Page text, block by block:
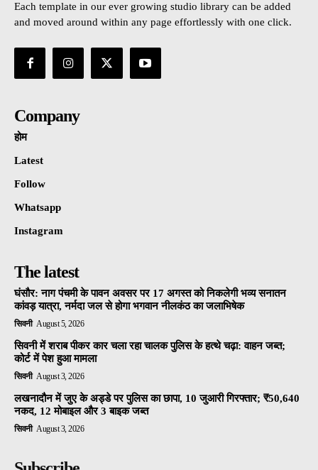
Each template in our ever growing studio library can be added
and moved around within any page effortlessly with one click.
Company
होम
Latest
Follow
Whatsapp
Instagram
The latest
घंसौर: नाग पंचमी के पावन अवसर पर 17 अगस्त को निकलेगी भव्य सनातन
कांवड़ यात्रा, नर्मदा जल से होगा भगवान नीलकंठ का जलाभिषेक
सिवनी August 5, 2026
सिवनी में शराब पीकर कार चला रहा चालक पुलिस के हत्थे चढ़ा: वाहन जब्त;
कोर्ट में पेश हुआ मामला
सिवनी August 3, 2026
लखनादौन में जुए के अड्डे पर पुलिस का छापा, 10 जुआरी गिरफ्तार; ₹50,640
नकद, 12 मोबाइल और 3 बाइक जब्त
सिवनी August 3, 2026